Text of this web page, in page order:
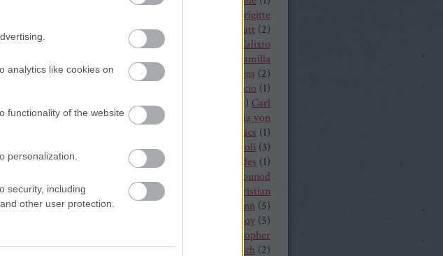
analytics like cookies on
functionality of the website
personalization.
security, including
other user protection.
Brigitte
Fassbaender
Brindley Sherratt (2)
Bubik Árpád
1)
Calixto
Cameron Shahbazi
Camilla
Nylund
) Camille Saint-Saëns (2)
Capriccio (1)
Cardillac(1 1) Carl
Heinrich Graun
Carl Maria von
Cár és ács (1)
Casa Verdi(3) Cecilia Bartoli (3)
Celeng Mária
Chabert ezredes (1)
Charles Gounod
Chrisopher Maltman
Christian
Christian Thielemann (5)
Christof Loy (5)
Christopher
Ventris(2)Christoph Eschenbach (2)